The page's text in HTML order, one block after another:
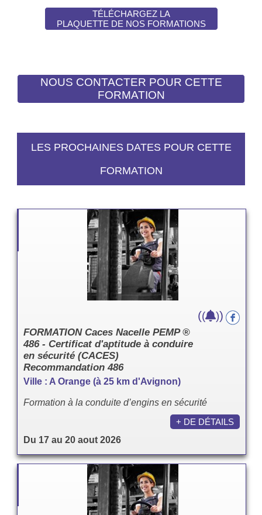
TÉLÉCHARGEZ LA
PLAQUETTE DE NOS FORMATIONS
LES PROCHAINES DATES POUR CETTE
FORMATION
FORMATION Caces Nacelle PEMP ®
486 - Certificat d'aptitude à conduire
en sécurité (CACES)
Recommandation 486
Ville : A Orange (à 25 km d'Avignon)
Formation à la conduite d’engins en sécurité
Du 17 au 20 aout 2026
(( ))
+ DE DÉTAILS